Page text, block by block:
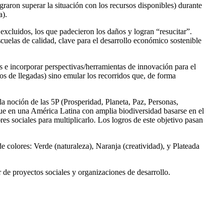
superar la situación con los recursos disponibles) durante
los que padecieron los daños y logran “resucitar”.
de calidad, clave para el desarrollo económico sostenible
incorporar perspectivas/herramientas de innovación para el
de llegadas) sino emular los recorridos que, de forma
noción de las 5P (Prosperidad, Planeta, Paz, Personas,
en una América Latina con amplia biodiversidad basarse en el
sociales para multiplicarlo. Los logros de este objetivo pasan
colores: Verde (naturaleza), Naranja (creatividad), y Plateada
proyectos sociales y organizaciones de desarrollo.